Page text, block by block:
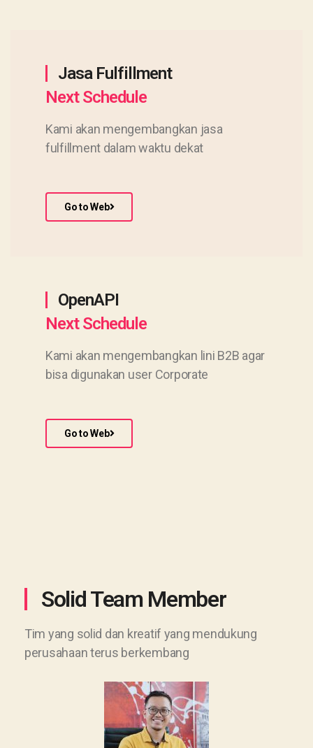
Jasa Fulfillment
Next Schedule
Kami akan mengembangkan jasa
fulfillment dalam waktu dekat
Go to Web
OpenAPI
Next Schedule
Kami akan mengembangkan lini B2B agar
bisa digunakan user Corporate
Go to Web
Solid Team Member
Tim yang solid dan kreatif yang mendukung
perusahaan terus berkembang